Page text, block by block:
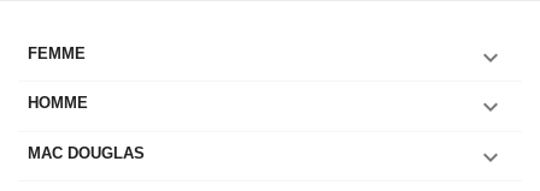
FEMME 
HOMME 
MAC DOUGLAS 